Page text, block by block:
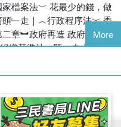
續為﹁中華民國﹂這家大公
這本書的付梓成冊，心中
夥伴們一起打拼、奮鬥，實
萬長要對所有一起為共同
感謝，美好的一仗，我們一
大地震等。
地查閱國家施政脈絡。
案的具體內容與程序。
政策與配套法案內容。
童、婚姻、就業政策。
檔案法﹀ 花最少的錢，做
﹂走｜︿行政程序法﹀ 委
章︼政府再造 政府再造的
織基準法﹀暨︿中央政府機
｜修訂︿行政院組織法﹀
，簡化政府組織層級 中央
怎麼切？｜行政區域重劃
｜國防組織法，軍政軍令
軍精實方案﹀ 尤力西斯打
More